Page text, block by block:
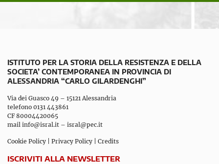
ISTITUTO PER LA STORIA DELLA RESISTENZA E DELLA
SOCIETA’ CONTEMPORANEA IN PROVINCIA DI
ALESSANDRIA “CARLO GILARDENGHI”
Via dei Guasco 49 – 15121 Alessandria
telefono 0131 443861
CF 80004420065
mail info@isral.it – isral@pec.it
Cookie Policy Privacy Policy Credits
ISCRIVITI ALLA NEWSLETTER